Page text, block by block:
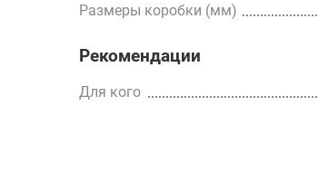
Размеры коробки (мм)
Рекомендации
Для кого